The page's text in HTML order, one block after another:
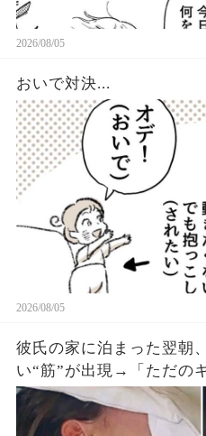
2026/08/05
おいで対決...
2026/08/05
彼氏の家に泊まった翌朝
い“筋”が出現→「ただの
が、医師は昨夜の首への